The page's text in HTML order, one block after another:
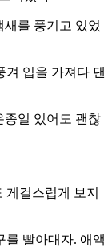
새를 풍기고 있었
겨 입을 가져다 댄
종일 있어도 괜찮
걸스럽게 보지
를 빨아대자. 애액